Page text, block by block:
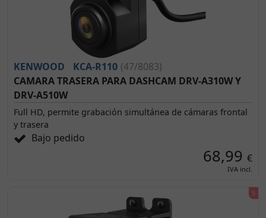
KENWOOD KCA-R110 (47/8083)
CAMARA TRASERA PARA DASHCAM DRV-A310W Y
DRV-A510W
Full HD, permite grabación simultánea de cámaras frontal
y trasera
Bajo pedido
68,99 €
IVA incl.